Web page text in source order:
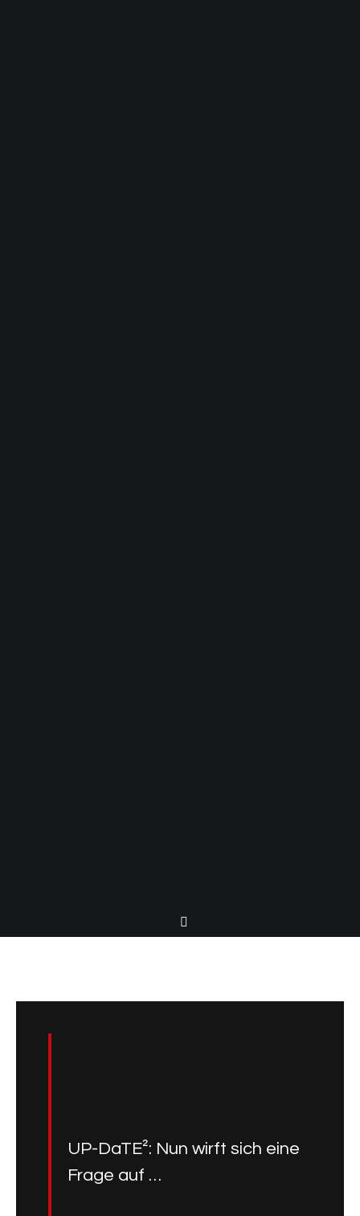
UP-DaTE²: Nun wirft sich eine
Frage auf …